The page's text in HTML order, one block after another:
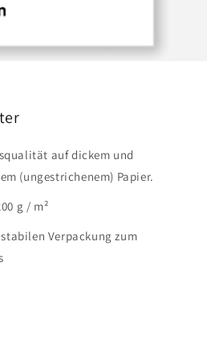
auf dickem und
(ungestrichenem) Papier.
g / m²
Verpackung zum